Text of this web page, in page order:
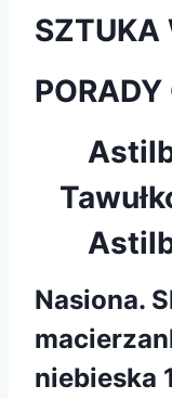
SZTUKA
PORADY
Nasiona.
niebieska